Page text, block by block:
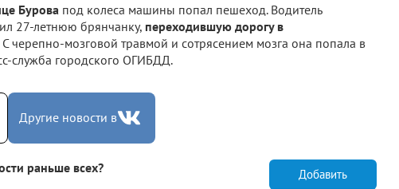
Бурова под колеса машины попал пешеход. Водитель
27-летнюю брянчанку, переходившую дорогу в
С черепно-мозговой травмой и сотрясением мозга она попала в
служба городского ОГИБДД.
Другие новости в
раньше всех? Добавить